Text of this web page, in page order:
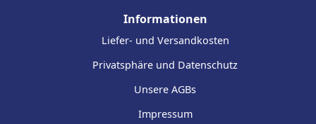
Informationen
Liefer- und Versandkosten
Privatsphäre und Datenschutz
Unsere AGBs
Impressum